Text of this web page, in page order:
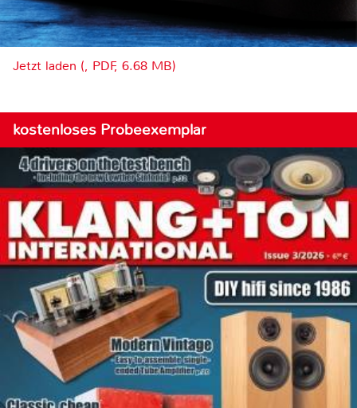
Jetzt laden (, PDF, 6.68 MB)
kostenloses Probeexemplar